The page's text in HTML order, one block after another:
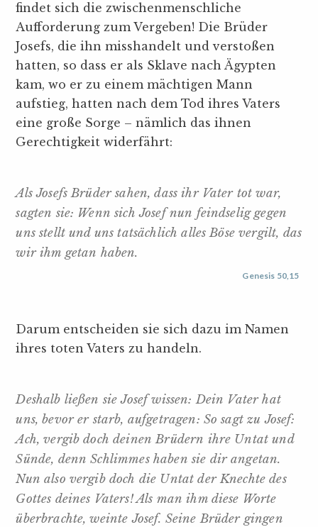
findet sich die zwischenmenschliche
Aufforderung zum Vergeben! Die Brüder
Josefs, die ihn misshandelt und verstoßen
hatten, so dass er als Sklave nach Ägypten
kam, wo er zu einem mächtigen Mann
aufstieg, hatten nach dem Tod ihres Vaters
eine große Sorge – nämlich das ihnen
Gerechtigkeit widerfährt:
Als Josefs Brüder sahen, dass ihr Vater tot war,
sagten sie: Wenn sich Josef nun feindselig gegen
uns stellt und uns tatsächlich alles Böse vergilt, das
wir ihm getan haben.
Genesis 50,15
Darum entscheiden sie sich dazu im Namen
ihres toten Vaters zu handeln.
Deshalb ließen sie Josef wissen: Dein Vater hat
uns, bevor er starb, aufgetragen: So sagt zu Josef:
Ach, vergib doch deinen Brüdern ihre Untat und
Sünde, denn Schlimmes haben sie dir angetan.
Nun also vergib doch die Untat der Knechte des
Gottes deines Vaters! Als man ihm diese Worte
überbrachte, weinte Josef. Seine Brüder gingen